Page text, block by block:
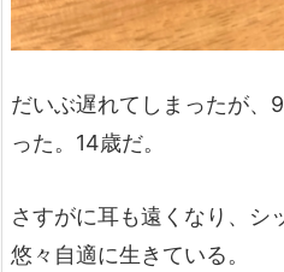
だいぶ遅れてしまったが、
った。14歳だ。
さすがに耳も遠くなり、シ
悠々自適に生きている。